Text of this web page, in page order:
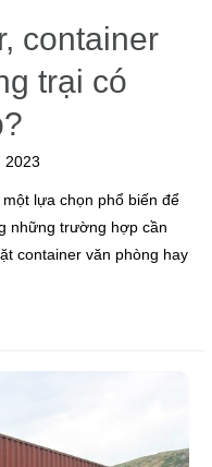
container
trại có
2023
lựa chọn phổ biến để
những trường hợp cần
container văn phòng hay